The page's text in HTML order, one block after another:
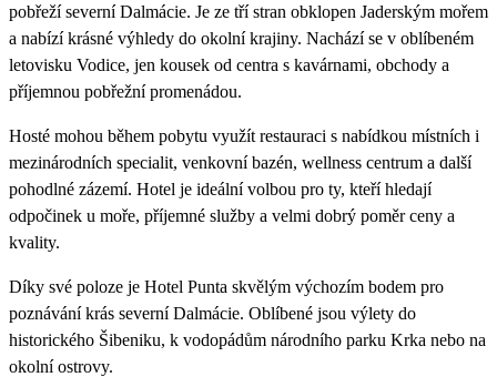
pobřeží severní Dalmácie. Je ze tří stran obklopen Jaderským mořem
a nabízí krásné výhledy do okolní krajiny. Nachází se v oblíbeném
letovisku Vodice, jen kousek od centra s kavárnami, obchody a
příjemnou pobřežní promenádou.
Hosté mohou během pobytu využít restauraci s nabídkou místních i
mezinárodních specialit, venkovní bazén, wellness centrum a další
pohodlné zázemí. Hotel je ideální volbou pro ty, kteří hledají
odpočinek u moře, příjemné služby a velmi dobrý poměr ceny a
kvality.
Díky své poloze je Hotel Punta skvělým výchozím bodem pro
poznávání krás severní Dalmácie. Oblíbené jsou výlety do
historického Šibeniku, k vodopádům národního parku Krka nebo na
okolní ostrovy.